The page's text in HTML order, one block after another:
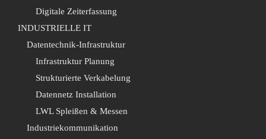
Digitale Zeiterfassung
INDUSTRIELLE IT
Datentechnik-Infrastruktur
Infrastruktur Planung
Strukturierte Verkabelung
Datennetz Installation
LWL Spleißen & Messen
Industriekommunikation